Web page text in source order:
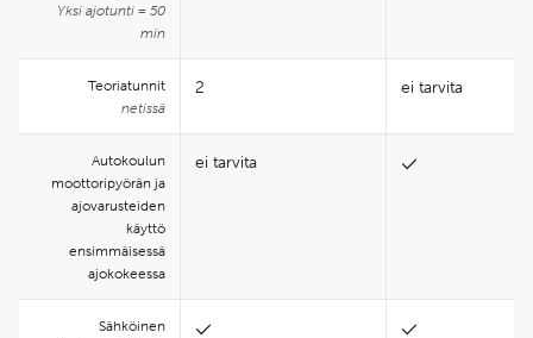
Yksi ajotunti = 50
min
Teoriatunnit
netissä
2 ei tarvita
Autokoulun
moottoripyörän ja
ajovarusteiden
käyttö
ensimmäisessä
ajokokeessa
ei tarvita
Sähköinen